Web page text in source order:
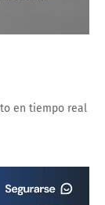
en tiempo real